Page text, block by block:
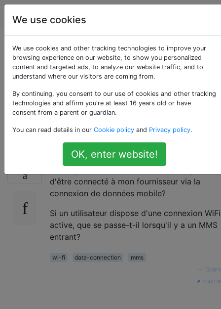
Android
Puis-je envoyer /
récupérer des
messages MMS via
WiFi?
Est-il possible d'envoyer / récupérer des
messages MMS via WiFi ou est-il obligatoire
d'être connecté à mon fournisseur via la
connexion de données mobile?
Si un utilisateur dispose d'une connexion WiFi
active, que se passe-t-il lorsqu'il y a un MMS
entrant?
wi-fi data-connection
mms
Sparx
source
We use cookies
We use cookies and other tracking technologies to improve your
browsing experience on our website, to show you personalized
content and targeted ads, to analyze our website traffic, and to
understand where our visitors are coming from.
By continuing, you consent to our use of cookies and other tracking
technologies and affirm you're at least 16 years old or have
consent from a parent or guardian.
You can read details in our Cookie policy and Privacy policy.
OK, enter website!